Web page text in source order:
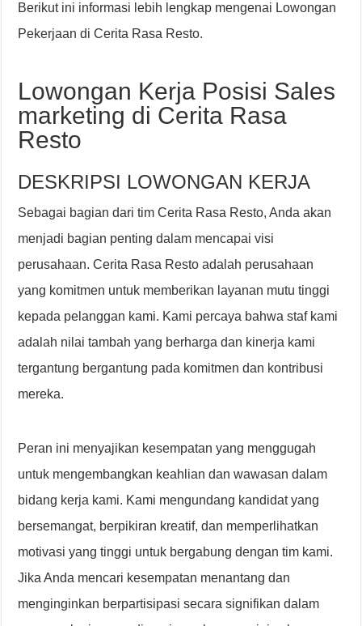
Berikut ini informasi lebih lengkap mengenai Lowongan
Pekerjaan di Cerita Rasa Resto.
Lowongan Kerja Posisi Sales
marketing di Cerita Rasa
Resto
DESKRIPSI LOWONGAN KERJA
Sebagai bagian dari tim Cerita Rasa Resto, Anda akan
menjadi bagian penting dalam mencapai visi
perusahaan. Cerita Rasa Resto adalah perusahaan
yang komitmen untuk memberikan layanan mutu tinggi
kepada pelanggan kami. Kami percaya bahwa staf kami
adalah nilai tambah yang berharga dan kinerja kami
tergantung bergantung pada komitmen dan kontribusi
mereka.
Peran ini menyajikan kesempatan yang menggugah
untuk mengembangkan keahlian dan wawasan dalam
bidang kerja kami. Kami mengundang kandidat yang
bersemangat, berpikiran kreatif, dan memperlihatkan
motivasi yang tinggi untuk bergabung dengan tim kami.
Jika Anda mencari kesempatan menantang dan
menginginkan berpartisipasi secara signifikan dalam